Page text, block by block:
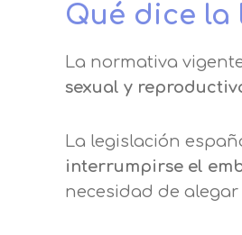
Qué dice la
La normativa
sexual y
La legislación
interrumpirse el
necesidad de